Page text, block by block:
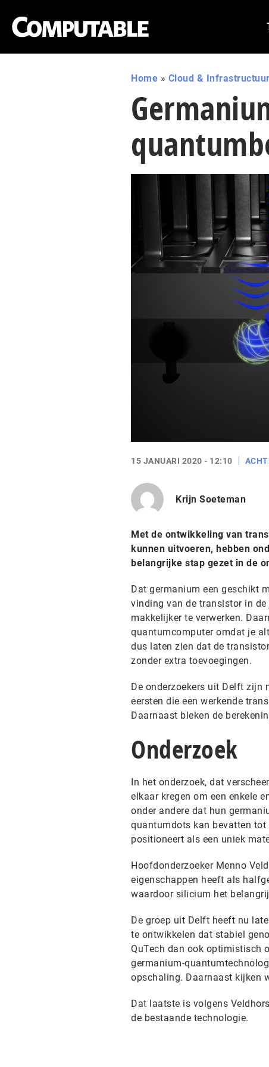
Home » Cloud & Infrastructuur
15 JANUARI 2020 - 12:10
Krijn Soeteman
Met de ontwikkeling van
kunnen uitvoeren, hebben
belangrijke stap gezet in de
Dat germanium een geschikt
vinding van de transistor in
makkelijker te verwerken.
quantumcomputer omdat je
dus laten zien dat de
zonder extra toevoegingen.
De onderzoekers uit Delft zijn
eersten die een werkende
Daarnaast bleken de
Onderzoek
In het onderzoek, dat
elkaar kregen om een enkele
onder andere dat hun
quantumdots kan bevatten
positioneert als een uniek
Hoofdonderzoeker Menno
eigenschappen heeft als
waardoor silicium het
De groep uit Delft heeft nu
te ontwikkelen dat stabiel
QuTech dan ook optimistisch
germanium-
opschaling. Daarnaast kijken
Dat laatste is volgens
de bestaande technologie.